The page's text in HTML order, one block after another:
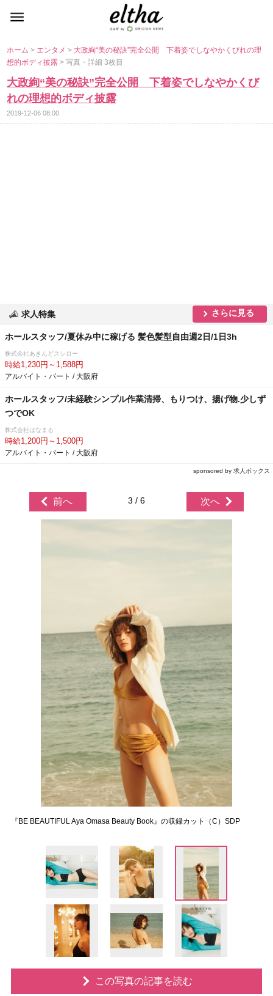
ホーム> エンタメ> 大政絢“美の秘訣”完全公開 下着姿でしなやかくびれの理
想的ボディ披露> 写真・詳細 3枚目
大政絢“美の秘訣”完全公開 下着姿でしなやかくび
れの理想的ボディ披露
2019-12-06 08:00
求人特集 さらに見る
ホールスタッフ/夏休み中に稼げる 髪色髪型自由週2日/1日3h
株式会社あきんどスシロー
時給1,230円～1,588円
アルバイト・パート / 大阪府
ホールスタッフ/未経験シンプル作業清掃、もりつけ、揚げ物.少しず
つでOK
株式会社はなまる
時給1,200円～1,500円
アルバイト・パート / 大阪府
sponsored by 求人ボックス
前へ 3 / 6 次へ
『BE BEAUTIFUL Aya Omasa Beauty Book』の収録カット（C）SDP
この写真の記事を読む